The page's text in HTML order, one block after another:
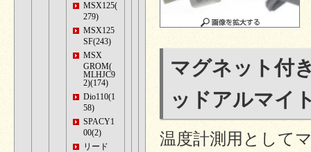
MSX125(
279)
MSX125
SF(243)
MSX
GROM(
MLHJC9
2)(174)
Dio110(1
58)
SPACY1
00(2)
リード
マグネット付
ッドアルマイ
温度計測用として